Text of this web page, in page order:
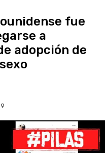
fue
a
adopción de